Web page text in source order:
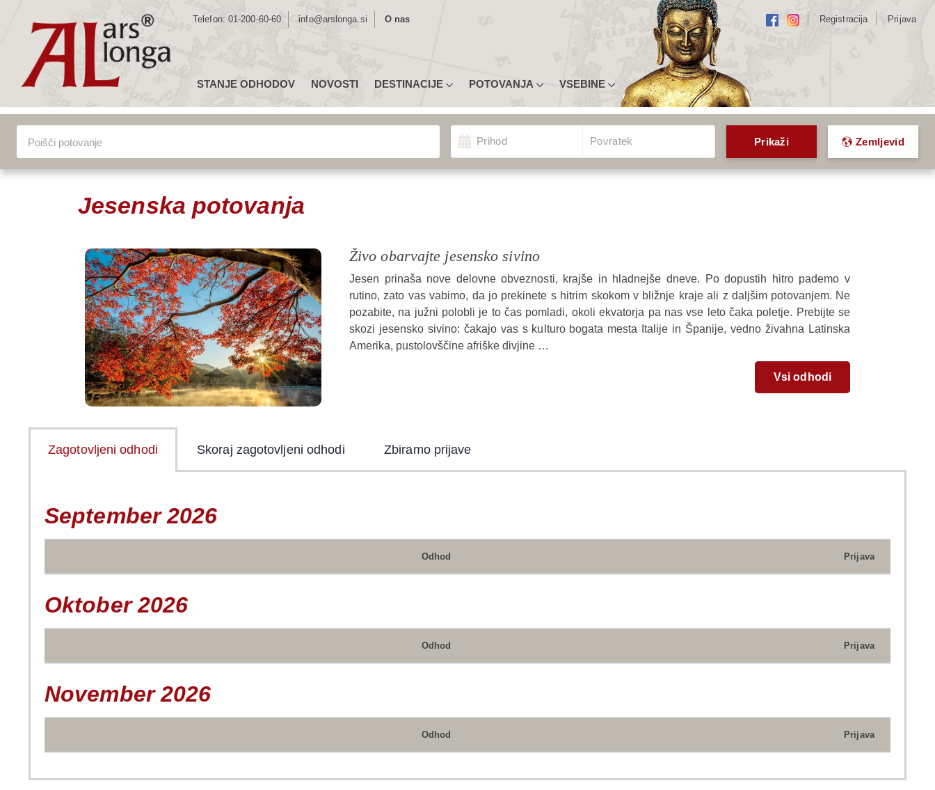
Telefon: 01-200-60-60 info@arslonga.si O nas
STANJE ODHODOV NOVOSTI
DESTINACIJE
ZEMLJEVID DESTINACIJ
EVROPA
SREDNJA AMERIKA IN KARIBI
AZIJA
AVSTRALIJA IN OCEANIJA
POTOVANJA
UGODNA POTOVANJA
TIPI POTOVANJ
POTOVANJA U3
KONGRESI
VSEBINE
NASVETI ZA PRIJAVO
POTOPISNA PREDAVANJA
NOVICE
MORDA NISTE VEDELI …
Registracija Prijava
Lokacija Seznam potovanj Izberite Odhod/Povratek
VSA POTOVANJA
Prihod Povratek Prikaži Zemljevid
Jesenska potovanja
Živo obarvajte jesensko sivino
Jesen prinaša nove delovne obveznosti, krajše in hladnejše dneve. Po dopustih hitro pademo v
rutino, zato vas vabimo, da jo prekinete s hitrim skokom v bližnje kraje ali z daljšim potovanjem. Ne
pozabite, na južni polobli je to čas pomladi, okoli ekvatorja pa nas vse leto čaka poletje. Prebijte se
skozi jesensko sivino: čakajo vas s kulturo bogata mesta Italije in Španije, vedno živahna Latinska
Amerika, pustolovščine afriške divjine …
Vsi odhodi
Zagotovljeni odhodi Skoraj zagotovljeni odhodi Zbiramo prijave
September 2026
Odhod Prijava
Oktober 2026
Odhod Prijava
November 2026
Odhod Prijava